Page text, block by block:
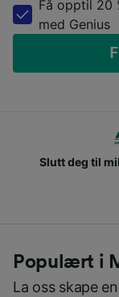
Få opptil 20
med Genius
Slutt deg til
Populært i
La oss skape